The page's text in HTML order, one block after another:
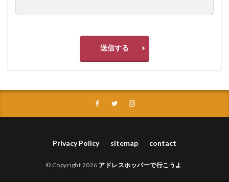
送信する
Privacy Policy sitemap contact
© Copyright 2026 アドレスホッパーで行こうよ .